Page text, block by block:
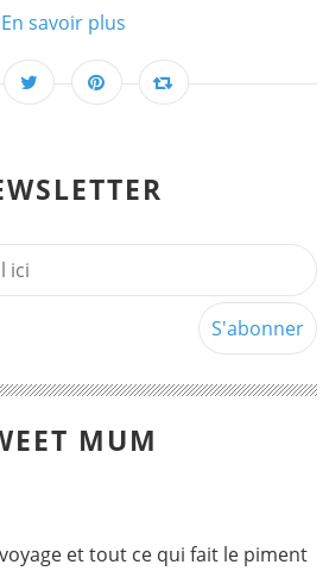
En savoir plus
MUM
et tout ce qui fait le piment